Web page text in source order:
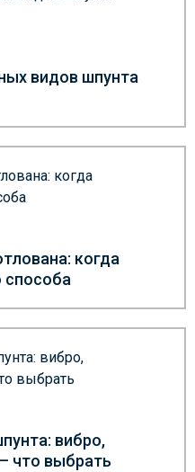
видов шпунта
когда
способа
вибро,
что выбрать